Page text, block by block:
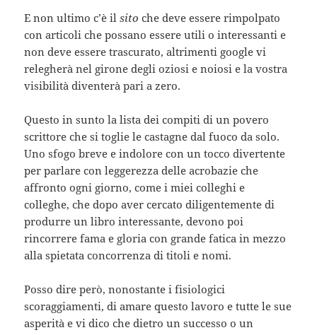
E non ultimo c’è ilsito che deve essere rimpolpato
con articoli che possano essere utili o interessanti e
non deve essere trascurato, altrimenti google vi
relegherà nel girone degli oziosi e noiosi e la vostra
visibilità diventerà pari a zero.
Questo in sunto la lista dei compiti di un povero
scrittore che si toglie le castagne dal fuoco da solo.
Uno sfogo breve e indolore con un tocco divertente
per parlare con leggerezza delle acrobazie che
affronto ogni giorno, come i miei colleghi e
colleghe, che dopo aver cercato diligentemente di
produrre un libro interessante, devono poi
rincorrere fama e gloria con grande fatica in mezzo
alla spietata concorrenza di titoli e nomi.
Posso dire però, nonostante i fisiologici
scoraggiamenti, di amare questo lavoro e tutte le sue
asperità e vi dico che dietro un successo o un